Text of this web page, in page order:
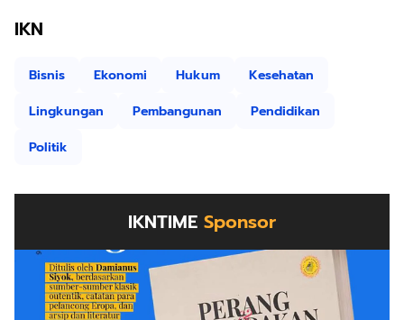
IKN
Bisnis Ekonomi Hukum
Kesehatan
Lingkungan
Pembangunan
Pendidikan
Politik
IKNTIME Sponsor